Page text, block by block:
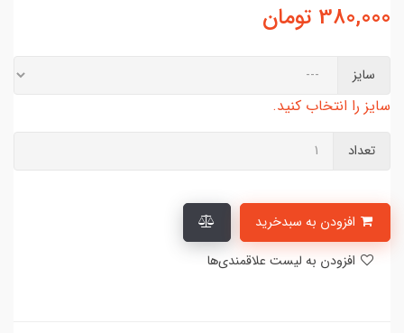
380,000 تومان
سایز
سایز را انتخاب کنید.
تعداد